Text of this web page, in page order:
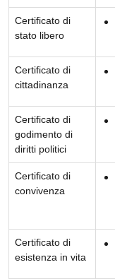
Certificato di
stato libero
Certificato di
cittadinanza
Certificato di
godimento di
diritti politici
Certificato di
convivenza
Certificato di
esistenza in vita